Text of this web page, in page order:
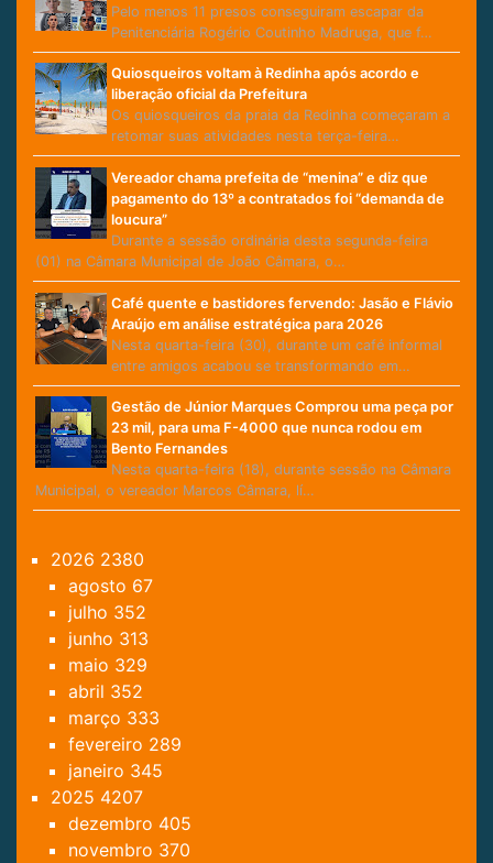
Pelo menos 11 presos conseguiram escapar da
Penitenciária Rogério Coutinho Madruga, que f…
Quiosqueiros voltam à Redinha após acordo e
liberação oficial da Prefeitura
Os quiosqueiros da praia da Redinha começaram a
retomar suas atividades nesta terça-feira…
Vereador chama prefeita de “menina” e diz que
pagamento do 13º a contratados foi “demanda de
loucura”
Durante a sessão ordinária desta segunda-feira
(01) na Câmara Municipal de João Câmara, o…
Café quente e bastidores fervendo: Jasão e Flávio
Araújo em análise estratégica para 2026
Nesta quarta-feira (30), durante um café informal
entre amigos acabou se transformando em…
Gestão de Júnior Marques Comprou uma peça por
23 mil, para uma F-4000 que nunca rodou em
Bento Fernandes
Nesta quarta-feira (18), durante sessão na Câmara
Municipal, o vereador Marcos Câmara, lí…
2026 2380
agosto 67
julho 352
junho 313
maio 329
abril 352
março 333
fevereiro 289
janeiro 345
2025 4207
dezembro 405
novembro 370